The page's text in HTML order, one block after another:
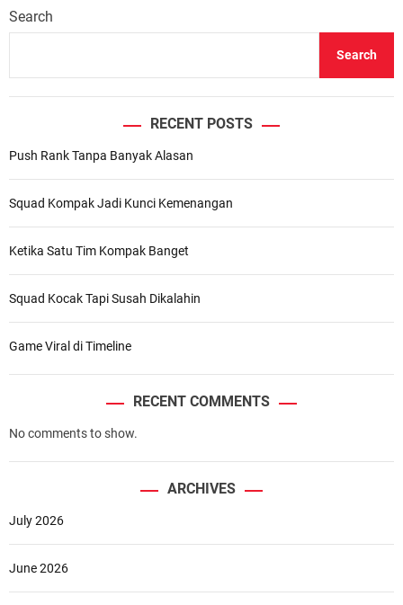
Search
Search
RECENT POSTS
Push Rank Tanpa Banyak Alasan
Squad Kompak Jadi Kunci Kemenangan
Ketika Satu Tim Kompak Banget
Squad Kocak Tapi Susah Dikalahin
Game Viral di Timeline
RECENT COMMENTS
No comments to show.
ARCHIVES
July 2026
June 2026